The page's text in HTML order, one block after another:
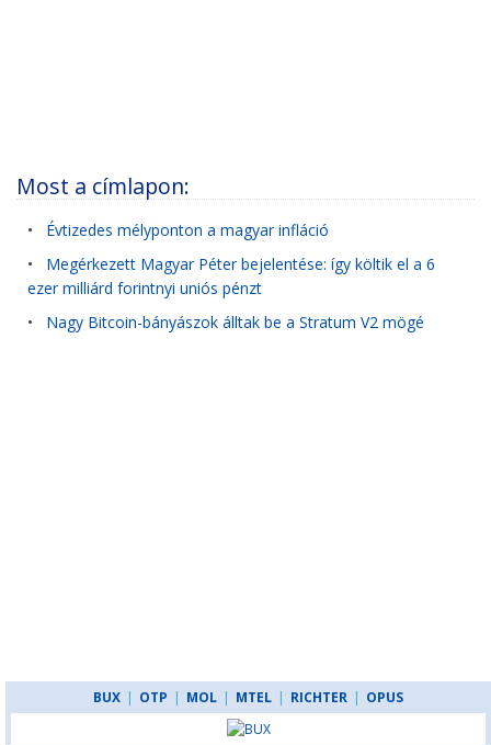
Most a címlapon:
• Évtizedes mélyponton a magyar infláció
• Megérkezett Magyar Péter bejelentése: így költik el a 6
ezer milliárd forintnyi uniós pénzt
• Nagy Bitcoin-bányászok álltak be a Stratum V2 mögé
BUX | OTP | MOL | MTEL | RICHTER | OPUS